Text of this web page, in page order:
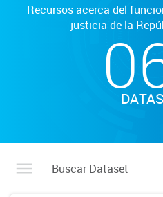
Recursos acerca del
justicia de la